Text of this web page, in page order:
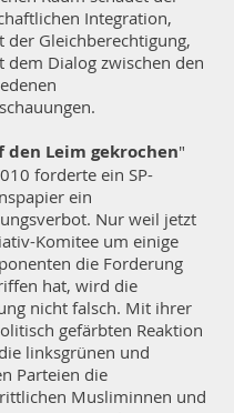
Integration,
der Gleichberechtigung,
dem Dialog zwischen den
den Leim gekrochen"
forderte ein SP-
ein
Nur weil jetzt
Komitee um einige
die Forderung
hat, wird die
nicht falsch. Mit ihrer
gefärbten Reaktion
linksgrünen und
Parteien die
Musliminnen und